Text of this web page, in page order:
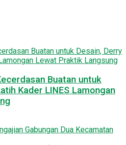
Buatan untuk
Kader LINES Lamongan